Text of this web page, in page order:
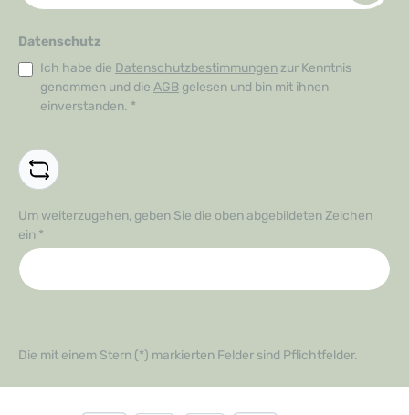
Datenschutz
Ich habe die Datenschutzbestimmungen zur Kenntnis
genommen und die AGB gelesen und bin mit ihnen
einverstanden. *
Um weiterzugehen, geben Sie die oben abgebildeten Zeichen
ein *
Die mit einem Stern (*) markierten Felder sind Pflichtfelder.